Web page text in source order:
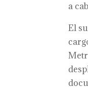
a
El